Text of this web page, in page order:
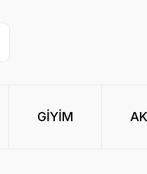
GİYİM